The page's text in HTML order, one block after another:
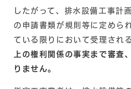
したがって、排水設備工事計
の申請書類が規則等に定めら
ている限りにおいて受理され
上の権利関係の事実まで審査
りません。